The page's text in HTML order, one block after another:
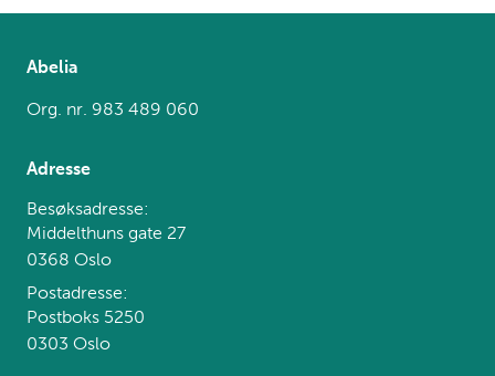
Abelia
Org. nr. 983 489 060
Adresse
Besøksadresse:
Middelthuns gate 27
0368 Oslo
Postadresse:
Postboks 5250
0303 Oslo